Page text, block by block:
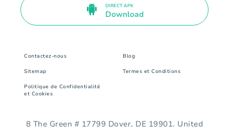
DIRECT APK
Download
Contactez-nous Blog
Sitemap Termes et Conditions
Politique de Confidentialité
et Cookies
8 The Green # 17799 Dover, DE 19901. United